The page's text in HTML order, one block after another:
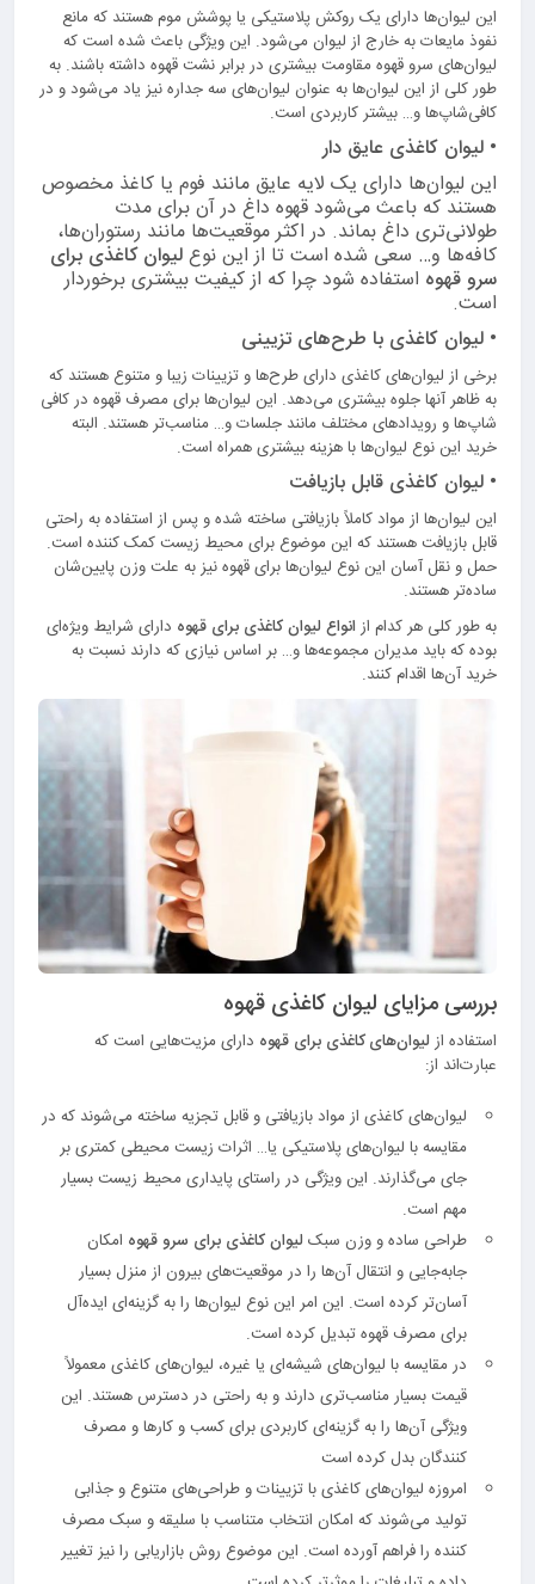
این لیوان‌ها دارای یک روکش پلاستیکی یا پوشش موم هستند که مانع
نفوذ مایعات به خارج از لیوان می‌شود. این ویژگی باعث شده است که
لیوان‌های سرو قهوه مقاومت بیشتری در برابر نشت قهوه داشته باشند. به
طور کلی از این لیوان‌ها به عنوان لیوان‌های سه جداره نیز یاد می‌شود و در
کافی‌شاپ‌ها و… بیشتر کاربردی است.
• لیوان کاغذی عایق دار
این لیوان‌ها دارای یک لایه عایق مانند فوم یا کاغذ مخصوص
هستند که باعث می‌شود قهوه داغ در آن برای مدت
طولانی‌تری داغ بماند. در اکثر موقعیت‌ها مانند رستوران‌ها،
کافه‌ها و… سعی شده است تا از این نوعليوان كاغذی برای
سرو قهوه استفاده شود چرا که از کیفیت بیشتری برخوردار
است.
• لیوان کاغذی با طرح‌های تزیینی
برخی از لیوان‌های کاغذی دارای طرح‌ها و تزیینات زیبا و متنوع هستند که
به ظاهر آنها جلوه بیشتری می‌دهد. این لیوان‌ها برای مصرف قهوه در کافی
شاپ‌ها و رویدادهای مختلف مانند جلسات و… مناسب‌تر هستند. البته
خرید این نوع لیوان‌ها با هزینه بیشتری همراه است.
• لیوان کاغذی قابل بازیافت
این لیوان‌ها از مواد کاملاً بازیافتی ساخته شده و پس از استفاده به راحتی
قابل بازیافت هستند که این موضوع برای محیط زیست کمک کننده است.
حمل و نقل آسان این نوع لیوان‌ها برای قهوه نیز به علت وزن پایین‌شان
ساده‌تر هستند.
به طور کلی هر کدام از انواع ليوان كاغذی برای قهوه دارای شرایط ویژه‌ای
بوده که باید مدیران مجموعه‌ها و… بر اساس نیازی که دارند نسبت به
خرید آن‌ها اقدام کنند.
بررسی مزايای ليوان كاغذی قهوه
استفاده از لیوان‌های کاغذی برای قهوه دارای مزیت‌هایی است که
عبارت‌اند از:
لیوان‌های کاغذی از مواد بازیافتی و قابل تجزیه ساخته می‌شوند که در
مقایسه با لیوان‌های پلاستیکی یا… اثرات زیست محیطی کمتری بر
جای می‌گذارند. این ویژگی در راستای پایداری محیط زیست بسیار
مهم است.
طراحی ساده و وزن سبک ليوان كاغذی برای سرو قهوه امکان
جابه‌جایی و انتقال آن‌ها را در موقعیت‌های بیرون از منزل بسیار
آسان‌تر کرده است. این امر این نوع لیوان‌ها را به گزینه‌ای ایده‌آل
برای مصرف قهوه تبدیل کرده است.
در مقایسه با لیوان‌های شیشه‌ای یا غیره، لیوان‌های کاغذی معمولاً
قیمت بسیار مناسب‌تری دارند و به راحتی در دسترس هستند. این
ویژگی آن‌ها را به گزینه‌ای کاربردی برای کسب و کارها و مصرف
کنندگان بدل کرده است
امروزه لیوان‌های کاغذی با تزیینات و طراحی‌های متنوع و جذابی
تولید می‌شوند که امکان انتخاب متناسب با سلیقه و سبک مصرف
کننده را فراهم آورده است. این موضوع روش بازاریابی را نیز تغییر